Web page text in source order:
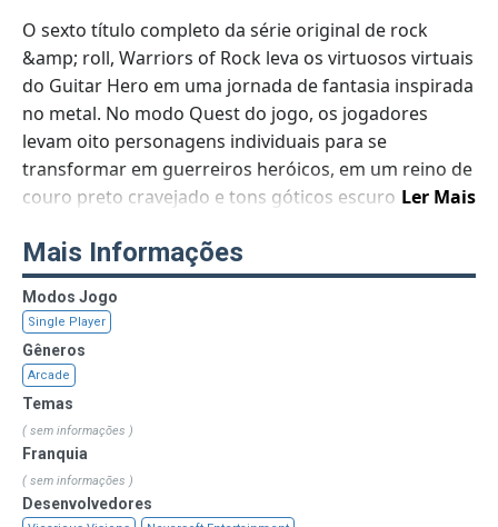
Ler Mais
O sexto título completo da série original de rock
&amp; roll, Warriors of Rock leva os virtuosos virtuais
do Guitar Hero em uma jornada de fantasia inspirada
no metal. No modo Quest do jogo, os jogadores
levam oito personagens individuais para se
transformar em guerreiros heróicos, em um reino de
couro preto cravejado e tons góticos escuros. Os
individuais para completar os desafios de
desempenho do rock e levar a história adiante, em
direção a uma batalha final que determinará o
destino do semideus do rock e, de fato, do próprio
rock and roll.
Warriors of Rock chega às prateleiras com a maior
lista de reprodução pronta para uso da série Guitar
Hero, com um total de mais de 90 faixas de artistas
como Black Sabbath, Kiss, Megadeth, Anthrax, Def
Mais Informações
Modos Jogo
Single Player
Gêneros
Arcade
Temas
( sem informações )
Franquia
( sem informações )
Desenvolvedores